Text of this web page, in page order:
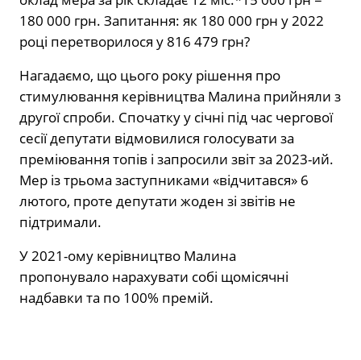
180 000 грн. Запитання: як 180 000 грн у 2022
році перетворилося у 816 479 грн?
Нагадаємо, що цього року рішення про
стимулювання керівництва Малина прийняли з
другої спроби. Спочатку у січні під час чергової
сесії депутати відмовилися голосувати за
преміювання топів і запросили звіт за 2023-ий.
Мер із трьома заступниками «відчитався» 6
лютого, проте депутати жоден зі звітів не
підтримали.
У 2021-ому керівництво Малина
пропонувало нарахувати собі щомісячні
надбавки та по 100% премій.